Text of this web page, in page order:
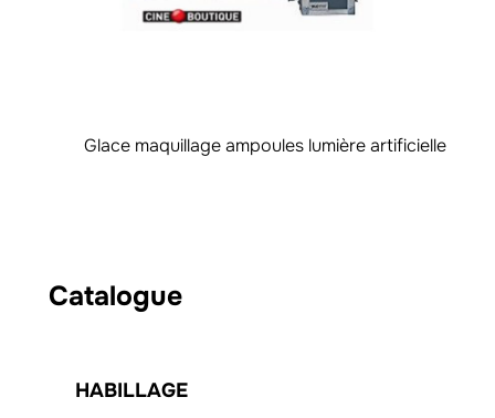
Glace maquillage ampoules lumière artificielle
Catalogue
HABILLAGE